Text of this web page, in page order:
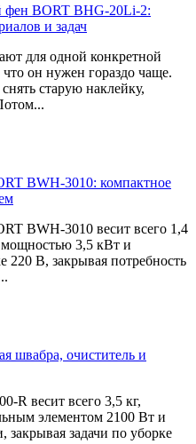
фен BORT BHG-20Li-2:
и задач
для одной конкретной
он нужен гораздо чаще.
старую наклейку,
BWH-3010: компактное
BWH-3010 весит всего 1,4
3,5 кВт и
220 В, закрывая потребность
швабра, очиститель и
R весит всего 3,5 кг,
элементом 2100 Вт и
закрывая задачи по уборке